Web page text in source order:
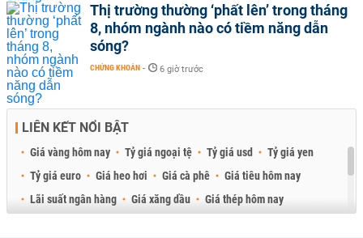
Thị trường thường ‘phất lên’ trong tháng
8, nhóm ngành nào có tiềm năng dẫn
sóng?
CHỨNG KHOÁN - 6 giờ trước
LIÊN KẾT NỔI BẬT
Giá vàng hôm nay Tỷ giá ngoại tệ Tỷ giá usd
Tỷ giá yen
Tỷ giá euro
Giá heo hơi Giá cà phê
Giá tiêu hôm nay
Lãi suất ngân hàng
Giá xăng dầu
Giá thép hôm nay